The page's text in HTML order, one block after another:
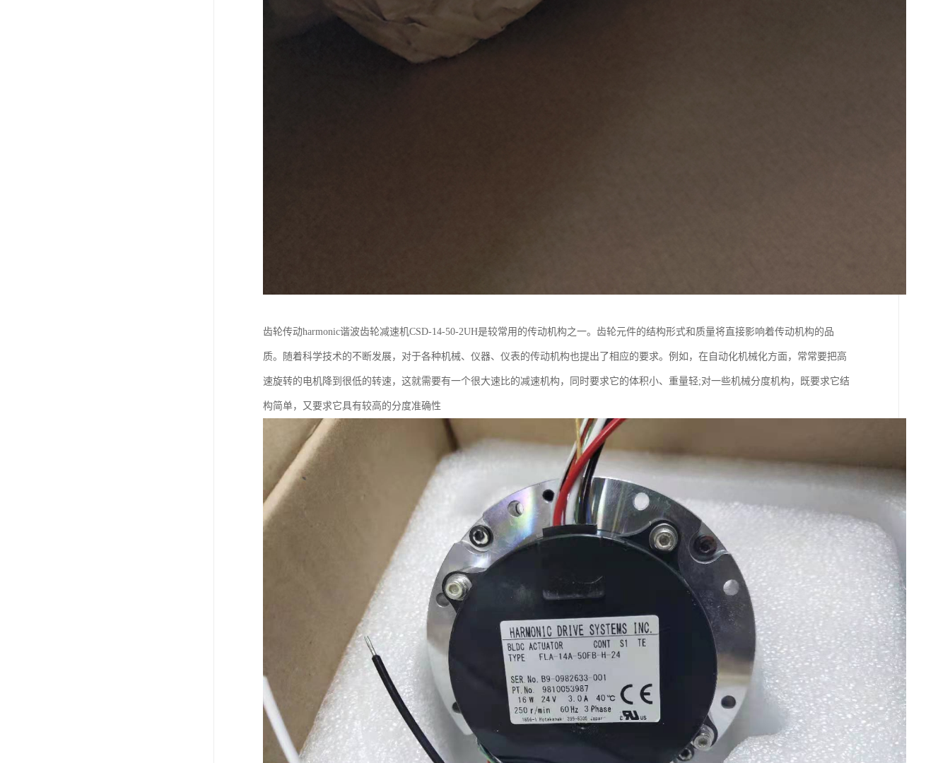
齿轮传动harmonic谐波齿轮减速机CSD-14-50-2UH是较常用的传动机构之一。齿轮元件的结构形式和质量将直接影响着传动机构的品
质。随着科学技术的不断发展，对于各种机械、仪器、仪表的传动机构也提出了相应的要求。例如，在自动化机械化方面，常常要把高
速旋转的电机降到很低的转速，这就需要有一个很大速比的减速机构，同时要求它的体积小、重量轻;对一些机械分度机构，既要求它结
构简单，又要求它具有较高的分度准确性